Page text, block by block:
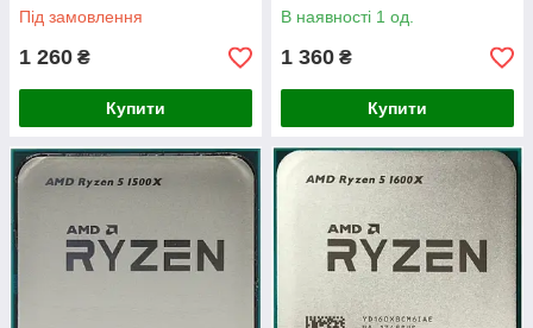
Під замовлення
1 260 ₴
Купити
В наявності 1 од.
1 360 ₴
Купити